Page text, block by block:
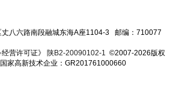
丈八六路南段融城东海A座1104-3 邮编：710077
营许可证》 陕B2-20090102-1 ©2007-2026版权
家高新技术企业：GR201761000660